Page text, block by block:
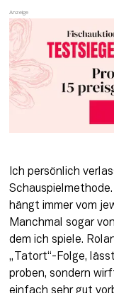
Ich persönlich
hängt immer vom
Manchmal sogar
dem ich spiele.
„Tatort“-Folge,
proben, sondern
einfach sehr gut